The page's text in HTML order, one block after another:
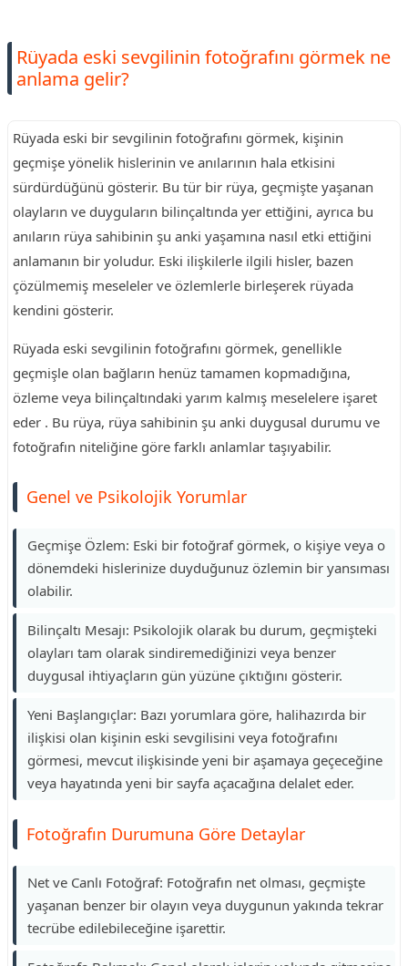
Rüyada eski sevgilinin fotoğrafını görmek ne
anlama gelir?
Rüyada eski bir sevgilinin fotoğrafını görmek, kişinin
geçmişe yönelik hislerinin ve anılarının hala etkisini
sürdürdüğünü gösterir. Bu tür bir rüya, geçmişte yaşanan
olayların ve duyguların bilinçaltında yer ettiğini, ayrıca bu
anıların rüya sahibinin şu anki yaşamına nasıl etki ettiğini
anlamanın bir yoludur. Eski ilişkilerle ilgili hisler, bazen
çözülmemiş meseleler ve özlemlerle birleşerek rüyada
kendini gösterir.
Rüyada eski sevgilinin fotoğrafını görmek, genellikle
geçmişle olan bağların henüz tamamen kopmadığına,
özleme veya bilinçaltındaki yarım kalmış meselelere işaret
eder . Bu rüya, rüya sahibinin şu anki duygusal durumu ve
fotoğrafın niteliğine göre farklı anlamlar taşıyabilir.
Genel ve Psikolojik Yorumlar
Geçmişe Özlem: Eski bir fotoğraf görmek, o kişiye veya o
dönemdeki hislerinize duyduğunuz özlemin bir yansıması
olabilir.
Bilinçaltı Mesajı: Psikolojik olarak bu durum, geçmişteki
olayları tam olarak sindiremediğinizi veya benzer
duygusal ihtiyaçların gün yüzüne çıktığını gösterir.
Yeni Başlangıçlar: Bazı yorumlara göre, halihazırda bir
ilişkisi olan kişinin eski sevgilisini veya fotoğrafını
görmesi, mevcut ilişkisinde yeni bir aşamaya geçeceğine
veya hayatında yeni bir sayfa açacağına delalet eder.
Fotoğrafın Durumuna Göre Detaylar
Net ve Canlı Fotoğraf: Fotoğrafın net olması, geçmişte
yaşanan benzer bir olayın veya duygunun yakında tekrar
tecrübe edilebileceğine işarettir.